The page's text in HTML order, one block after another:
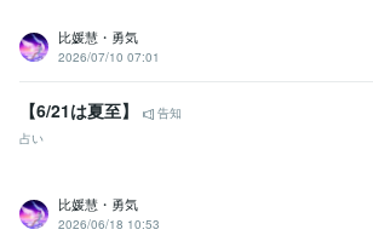
エーテルコード
比媛慧・勇気
2026/07/10 07:01
【6/21は夏至】
告知
占い
比媛慧・勇気
2026/06/18 10:53